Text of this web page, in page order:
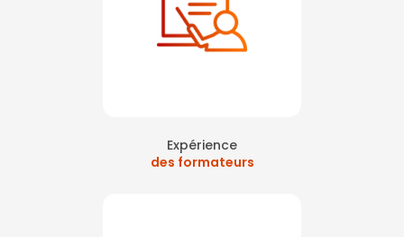
Expérience
des formateurs